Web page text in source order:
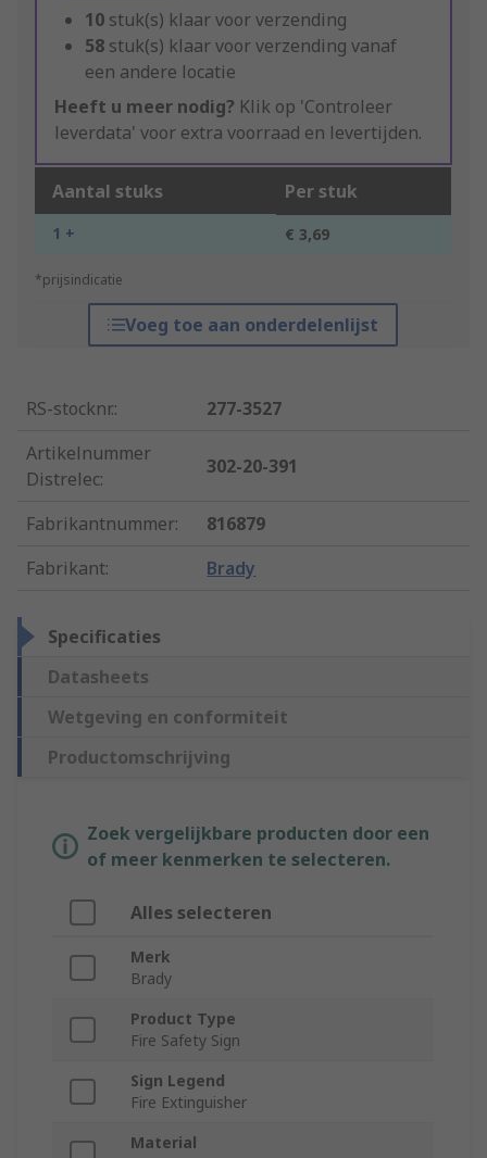
10 stuk(s) klaar voor verzending
58 stuk(s) klaar voor verzending vanaf
een andere locatie
Heeft u meer nodig? Klik op 'Controleer
leverdata' voor extra voorraad en levertijden.
Aantal stuks Per stuk
1 + € 3,69
*prijsindicatie
Voeg toe aan onderdelenlijst
RS-stocknr.:
277-3527
Artikelnummer
Distrelec:
302-20-391
Fabrikantnummer:
816879
Fabrikant: Brady
Specificaties
Datasheets
Wetgeving en conformiteit
Productomschrijving
Zoek vergelijkbare producten door een
of meer kenmerken te selecteren.
Alles selecteren
Merk
Brady
Product Type
Fire Safety Sign
Sign Legend
Fire Extinguisher
Material